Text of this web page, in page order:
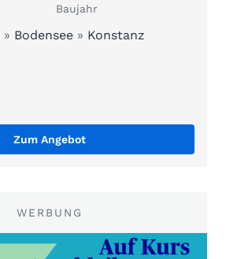
Baujahr
» Bodensee » Konstanz
Zum Angebot
WERBUNG